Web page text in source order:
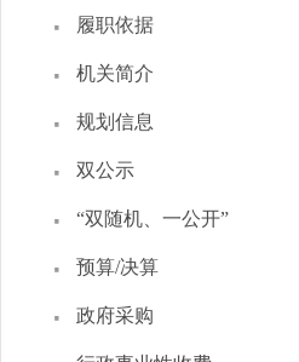
· 履职依据
· 机关简介
· 规划信息
· 双公示
· “双随机、一公开”
· 预算/决算
· 政府采购